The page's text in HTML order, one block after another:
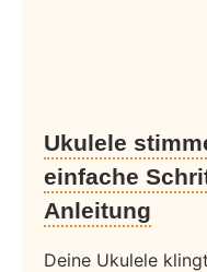
Ukulele
einfache
Anleitung
Deine Ukulele